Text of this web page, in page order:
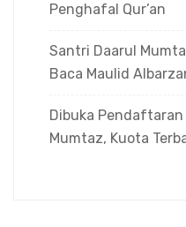
Penghafal Qur’an
Santri Daarul
Baca Maulid
Dibuka
Mumtaz, Kuota